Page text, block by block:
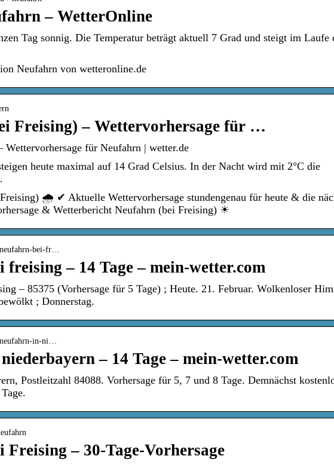
– WetterOnline
Tag sonnig. Die Temperatur beträgt aktuell 7 Grad und steigt im Laufe
Neufahrn von wetteronline.de
Freising) – Wettervorhersage für …
für Neufahrn | wetter.de
heute maximal auf 14 Grad Celsius. In der Nacht wird mit 2°C die
🌧️ ✔ Aktuelle Wettervorhersage stundengenau für heute & die
& Wetterbericht Neufahrn (bei Freising) ☀
neufahrn-bei-fr…
– 14 Tage – mein-wetter.com
– 85375 (Vorhersage für 5 Tage) ; Heute. 21. Februar. Wolkenloser
; Donnerstag.
neufahrn-in-ni…
– 14 Tage – mein-wetter.com
Postleitzahl 84088. Vorhersage für 5, 7 und 8 Tage. Demnächst
– 30-Tage-Vorhersage